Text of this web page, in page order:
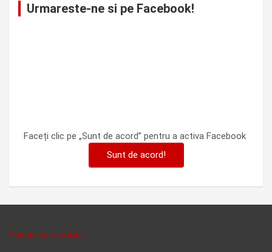
Urmareste-ne si pe Facebook!
Faceți clic pe „Sunt de acord” pentru a activa Facebook
Sunt de acord!
Politica de cookies